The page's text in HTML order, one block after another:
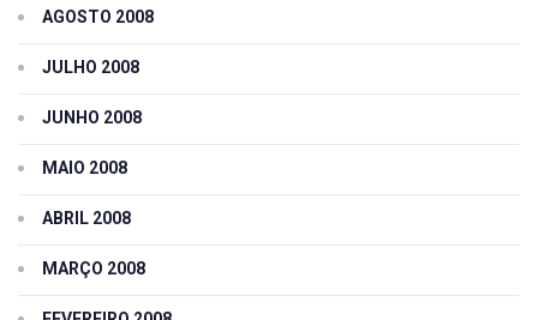
AGOSTO 2008
JULHO 2008
JUNHO 2008
MAIO 2008
ABRIL 2008
MARÇO 2008